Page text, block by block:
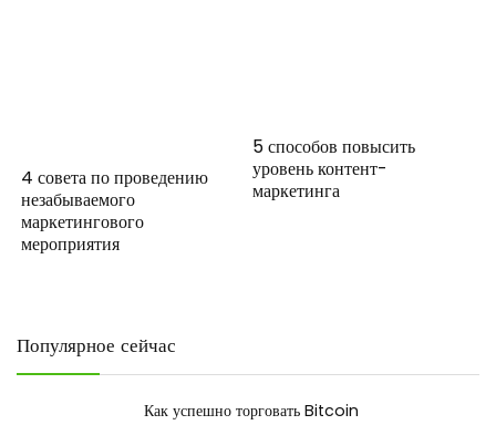
4 совета по проведению
незабываемого
маркетингового
мероприятия
5 способов повысить
уровень контент-
маркетинга
Популярное сейчас
Как успешно торговать Bitcoin